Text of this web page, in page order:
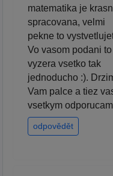
matematika je
spracovana, velmi
pekne to
Vo vasom podani to
vyzera vsetko tak
jednoducho :).
Vam palce a tiez
vsetkym
odpovědět